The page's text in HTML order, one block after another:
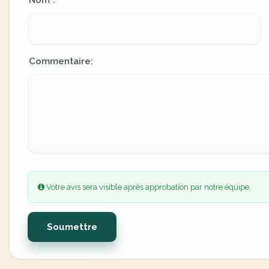
Commentaire:
Votre avis sera visible après approbation par notre équipe.
Soumettre